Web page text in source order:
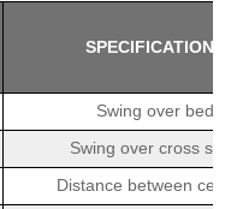
SPECIFICATION
Swing over bed
Swing over cross
Distance between